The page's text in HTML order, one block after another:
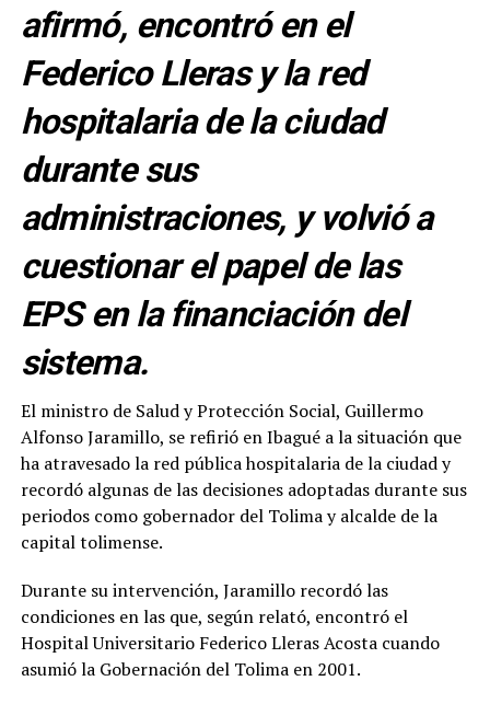
afirmó, encontró en el
Federico Lleras y la red
hospitalaria de la ciudad
durante sus
administraciones, y volvió a
cuestionar el papel de las
EPS en la financiación del
sistema.
El ministro de Salud y Protección Social, Guillermo
Alfonso Jaramillo, se refirió en Ibagué a la situación que
ha atravesado la red pública hospitalaria de la ciudad y
recordó algunas de las decisiones adoptadas durante sus
periodos como gobernador del Tolima y alcalde de la
capital tolimense.
Durante su intervención, Jaramillo recordó las
condiciones en las que, según relató, encontró el
Hospital Universitario Federico Lleras Acosta cuando
asumió la Gobernación del Tolima en 2001.